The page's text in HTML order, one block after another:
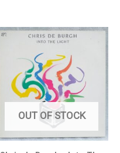
OUT OF STOCK